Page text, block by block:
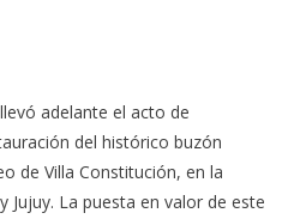
adelante el acto de
del histórico buzón
de Villa Constitución, en la
Jujuy. La puesta en valor de este